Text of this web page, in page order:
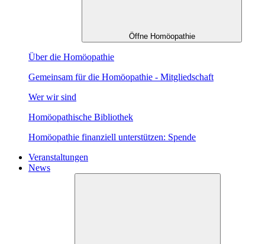
Öffne Homöopathie
Über die Homöopathie
Gemeinsam für die Homöopathie - Mitgliedschaft
Wer wir sind
Homöopathische Bibliothek
Homöopathie finanziell unterstützen: Spende
Veranstaltungen
News